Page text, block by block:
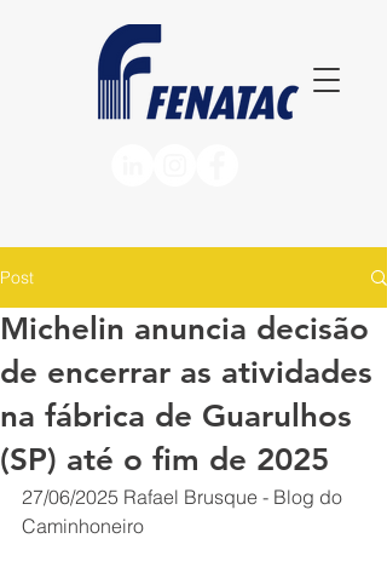
Post
Michelin anuncia decisão
de encerrar as atividades
na fábrica de Guarulhos
(SP) até o fim de 2025
27/06/2025 Rafael Brusque - Blog do
Caminhoneiro